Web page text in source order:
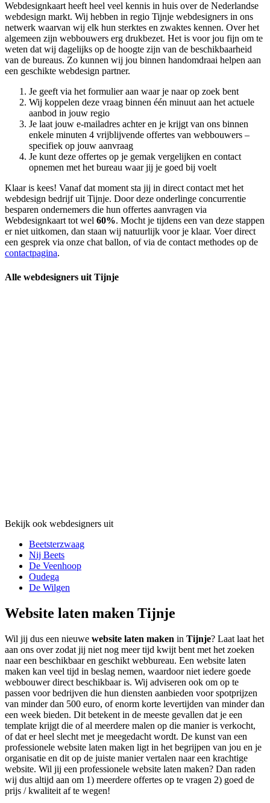
Webdesignkaart heeft heel veel kennis in huis over de Nederlandse
webdesign markt. Wij hebben in regio Tijnje webdesigners in ons
netwerk waarvan wij elk hun sterktes en zwaktes kennen. Over het
algemeen zijn webbouwers erg drukbezet. Het is voor jou fijn om te
weten dat wij dagelijks op de hoogte zijn van de beschikbaarheid
van de bureaus. Zo kunnen wij jou binnen handomdraai helpen aan
een geschikte webdesign partner.
Je geeft via het formulier aan waar je naar op zoek bent
Wij koppelen deze vraag binnen één minuut aan het actuele
aanbod in jouw regio
Je laat jouw e-mailadres achter en je krijgt van ons binnen
enkele minuten 4 vrijblijvende offertes van webbouwers –
specifiek op jouw aanvraag
Je kunt deze offertes op je gemak vergelijken en contact
opnemen met het bureau waar jij je goed bij voelt
Klaar is kees! Vanaf dat moment sta jij in direct contact met het
webdesign bedrijf uit Tijnje. Door deze onderlinge concurrentie
besparen ondernemers die hun offertes aanvragen via
Webdesignkaart tot wel 60%. Mocht je tijdens een van deze stappen
er niet uitkomen, dan staan wij natuurlijk voor je klaar. Voer direct
een gesprek via onze chat ballon, of via de contact methodes op de
contactpagina.
Alle webdesigners uit Tijnje
Bekijk ook webdesigners uit
Beetsterzwaag
Nij Beets
De Veenhoop
Oudega
De Wilgen
Website laten maken Tijnje
Wil jij dus een nieuwe website laten maken in Tijnje? Laat laat het
aan ons over zodat jij niet nog meer tijd kwijt bent met het zoeken
naar een beschikbaar en geschikt webbureau. Een website laten
maken kan veel tijd in beslag nemen, waardoor niet iedere goede
webbouwer direct beschikbaar is. Wij adviseren ook om op te
passen voor bedrijven die hun diensten aanbieden voor spotprijzen
van minder dan 500 euro, of enorm korte levertijden van minder dan
een week bieden. Dit betekent in de meeste gevallen dat je een
template krijgt die of al meerdere malen op die manier is verkocht,
of dat er heel slecht met je meegedacht wordt. De kunst van een
professionele website laten maken ligt in het begrijpen van jou en je
organisatie en dit op de juiste manier vertalen naar een krachtige
website. Wil jij een professionele website laten maken? Dan raden
wij dus altijd aan om 1) meerdere offertes op te vragen 2) goed de
prijs / kwaliteit af te wegen!